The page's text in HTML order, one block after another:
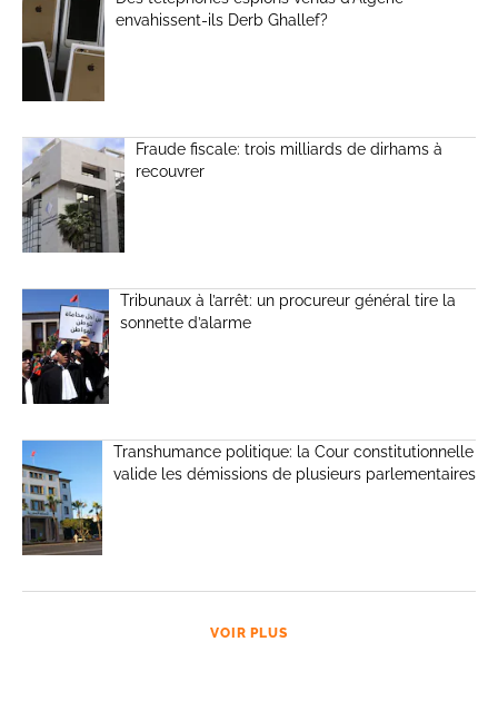
envahissent-ils Derb Ghallef?
Fraude fiscale: trois milliards de dirhams à
recouvrer
Tribunaux à l’arrêt: un procureur général tire la
sonnette d’alarme
Transhumance politique: la Cour constitutionnelle
valide les démissions de plusieurs parlementaires
VOIR PLUS